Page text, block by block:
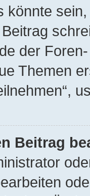
könnte
der
Themen
Beitrag